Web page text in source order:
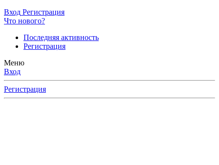
Вход Регистрация
Что нового?
Последняя активность
Регистрация
Меню
Вход
Регистрация